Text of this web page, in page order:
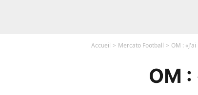
Accueil Mercato Football OM :
OM